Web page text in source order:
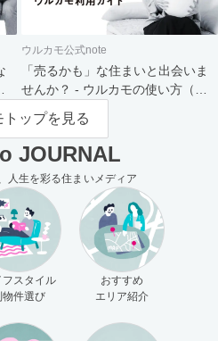
ウルカモ公式note
「売るかも」な住まいと出会いま
せんか？ - ウルカモの使い方（買
主さま向け）
トップを見る
JOURNAL
人生を彩る住まいメディア
フスタイル
物件選び
おすすめ
エリア紹介